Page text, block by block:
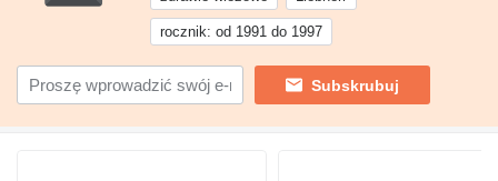
rocznik: od 1991 do 1997
Subskrubuj